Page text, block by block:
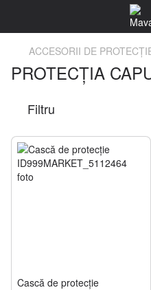
ACCESORII DE
PROTECŢIA
Filtru
Cască de protecție